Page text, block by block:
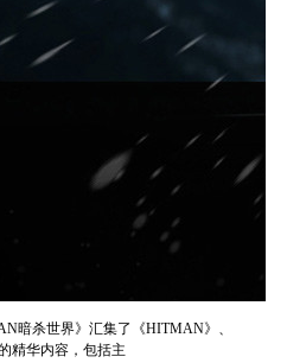
暗杀世界》汇集了《HITMAN》、
精华内容，包括主